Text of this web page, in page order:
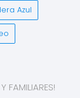
Azul
FAMILIARES!